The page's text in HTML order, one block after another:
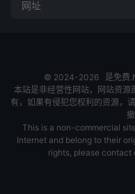
© 2024-2026 是免费
本站是非经营性网站，网站资
有，如果有侵犯您权利的资源，
This is a non-commercial
Internet and belong to their
rights, please contact